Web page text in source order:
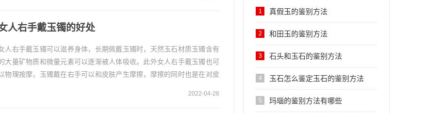
人右手戴玉镯的好处
人右手戴玉镯可以滋养身体，长期佩戴玉镯时，天然玉石材质玉镯含有
大量矿物质和微量元素可以逐渐被人体吸收。此外女人右手戴玉镯也可
物理按摩，玉镯戴在右手可以和皮肤产生摩擦，摩擦的同时也是在对皮
2022-04-26
1 真假玉的鉴别方法
2 和田玉的鉴别方法
3 石头和玉石的鉴别方法
4 玉石怎么鉴定玉石的鉴别方法
5 玛瑙的鉴别方法有哪些